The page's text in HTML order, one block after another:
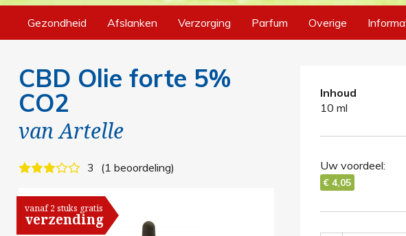
Gezondheid Afslanken Verzorging Parfum Overige
CBD Olie forte 5%
CO2
vanArtelle
3 1 beoordeling
vanaf 2 stuks gratis
verzending
Inhoud
10 ml
Uw voordeel:
€ 4,05